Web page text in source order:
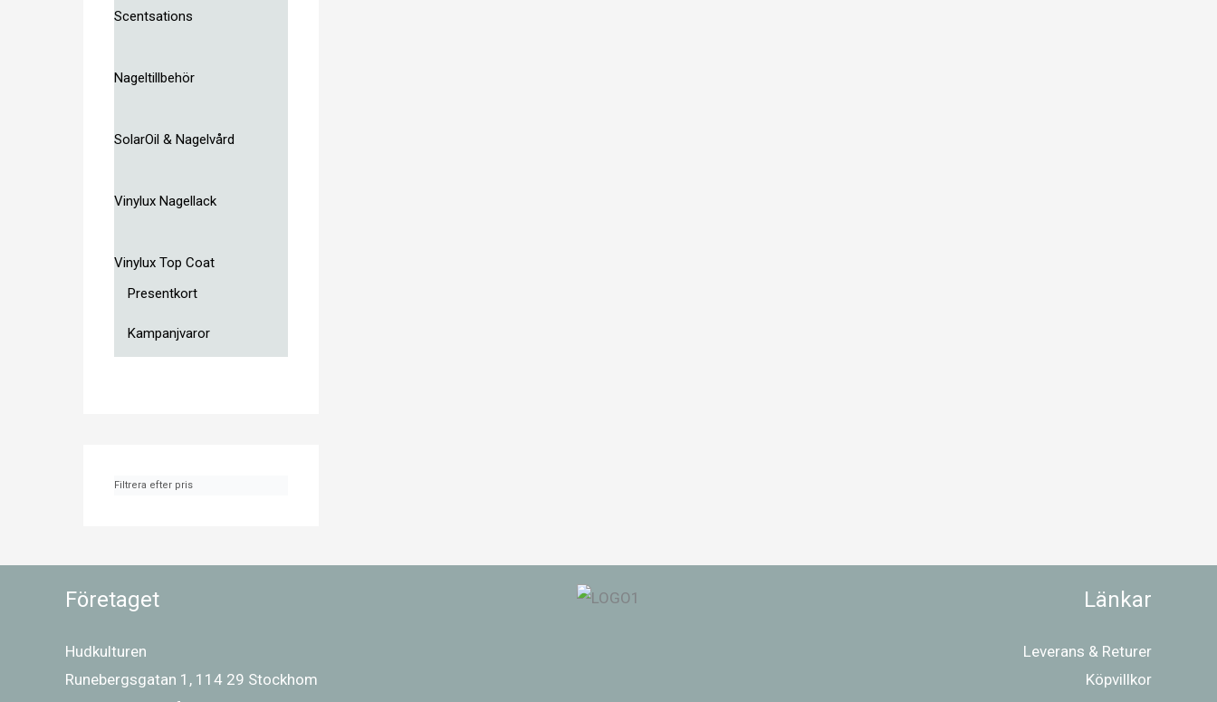
Scentsations
Nageltillbehör
SolarOil & Nagelvård
Vinylux Nagellack
Vinylux Top Coat
Presentkort
Kampanjvaror
Filtrera efter pris
Företaget
Hudkulturen
Runebergsgatan 1, 114 29 Stockhom
Länkar
Leverans & Returer
Köpvillkor